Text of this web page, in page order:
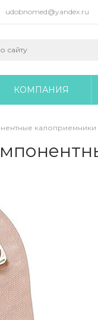
udobnomed@yandex.ru
КОМПАНИЯ
калоприемники